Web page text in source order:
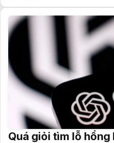
Quá giỏi tìm lỗ hổng